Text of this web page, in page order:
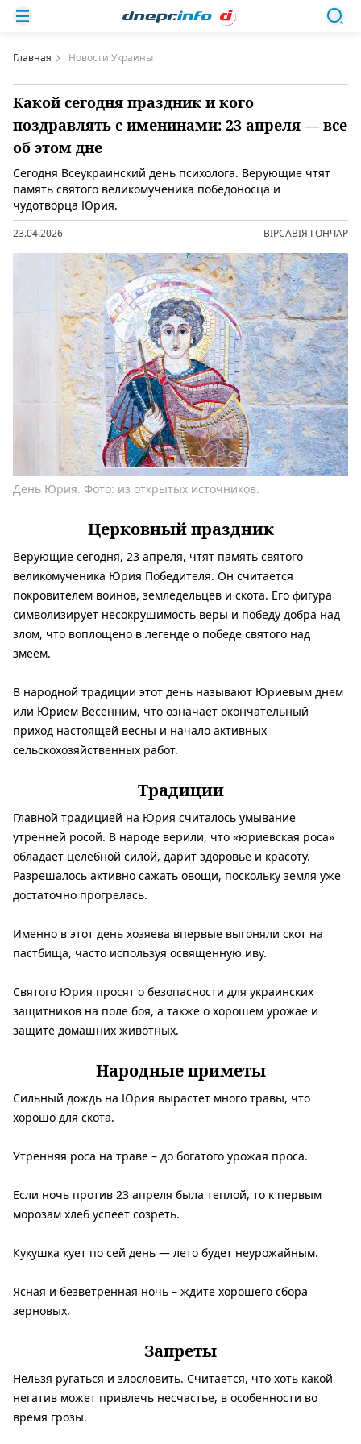
Главная Новости Украины
Какой сегодня праздник и кого
поздравлять с именинами: 23 апреля — все
об этом дне
Сегодня Всеукраинский день психолога. Верующие чтят
память святого великомученика победоносца и
чудотворца Юрия.
23.04.2026 ВІРСАВІЯ ГОНЧАР
День Юрия. Фото: из открытых источников.
Церковный праздник
Верующие сегодня, 23 апреля, чтят память святого
великомученика Юрия Победителя. Он считается
покровителем воинов, земледельцев и скота. Его фигура
символизирует несокрушимость веры и победу добра над
злом, что воплощено в легенде о победе святого над
змеем.
В народной традиции этот день называют Юриевым днем ​​
или Юрием Весенним, что означает окончательный
приход настоящей весны и начало активных
сельскохозяйственных работ.
Традиции
Главной традицией на Юрия считалось умывание
утренней росой. В народе верили, что «юриевская роса»
обладает целебной силой, дарит здоровье и красоту.
Разрешалось активно сажать овощи, поскольку земля уже
достаточно прогрелась.
Именно в этот день хозяева впервые выгоняли скот на
пастбища, часто используя освященную иву.
Святого Юрия просят о безопасности для украинских
защитников на поле боя, а также о хорошем урожае и
защите домашних животных.
Народные приметы
Сильный дождь на Юрия вырастет много травы, что
хорошо для скота.
Утренняя роса на траве – до богатого урожая проса.
Если ночь против 23 апреля была теплой, то к первым
морозам хлеб успеет созреть.
Кукушка кует по сей день — лето будет неурожайным.
Ясная и безветренная ночь – ждите хорошего сбора
зерновых.
Запреты
Нельзя ругаться и злословить. Считается, что хоть какой
негатив может привлечь несчастье, в особенности во
время грозы.